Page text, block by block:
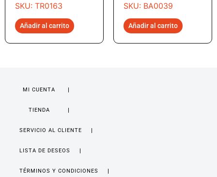
SKU: TR0163
Añadir al carrito
SKU: BA0039
Añadir al carrito
MI CUENTA
TIENDA
SERVICIO AL CLIENTE
LISTA DE DESEOS
TÉRMINOS Y CONDICIONES